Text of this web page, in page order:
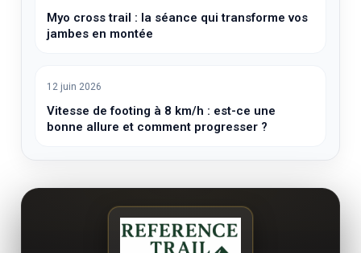
Myo cross trail : la séance qui transforme vos
jambes en montée
12 juin 2026
Vitesse de footing à 8 km/h : est-ce une
bonne allure et comment progresser ?